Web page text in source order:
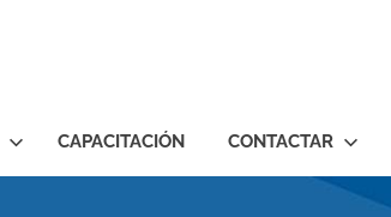
CAPACITACIÓN CONTACTAR